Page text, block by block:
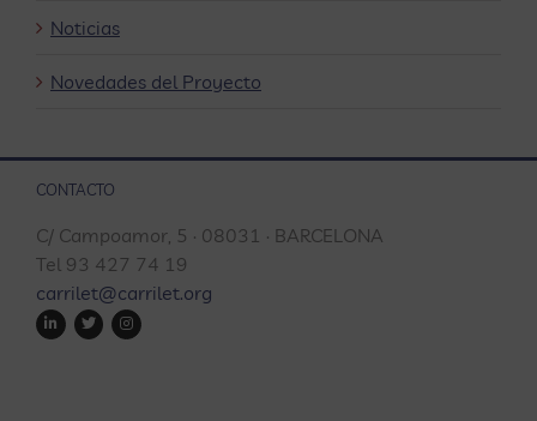
Noticias
Novedades del Proyecto
CONTACTO
C/ Campoamor, 5 · 08031 · BARCELONA
Tel 93 427 74 19
carrilet@carrilet.org